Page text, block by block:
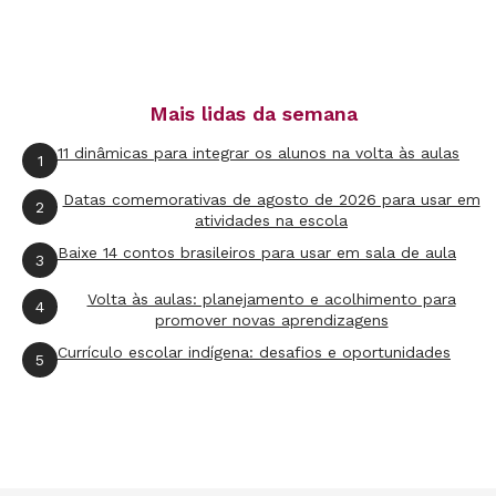
política que qualquer outra coisa”, garante.
Edson tem quatro sobrinhos, de sete a 15 anos,
na rede pública. Só na Maré, funcionam 44
unidades, de ensino fundamental e médio.
Segundo ele, as crianças estão com medo.
“Quando tem operação na favela, as aulas são
suspensas e elas ficam sem estudar”, diz.
Mais lidas da semana
1 11 dinâmicas para integrar os alunos na volta às aulas
2
Datas comemorativas de agosto de 2026 para usar em
atividades na escola
3 Baixe 14 contos brasileiros para usar em sala de aula
4
Volta às aulas: planejamento e acolhimento para
promover novas aprendizagens
5 Currículo escolar indígena: desafios e oportunidades